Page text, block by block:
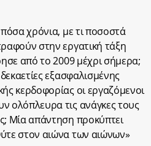
χρόνια, με τι ποσοστά
στην εργατική τάξη
από το 2009 μέχρι σήμερα;
εξασφαλισμένης
κερδοφορίας οι εργαζόμενοι
ολόπλευρα τις ανάγκες τους
Μία απάντηση προκύπτει
στον αιώνα των αιώνων»